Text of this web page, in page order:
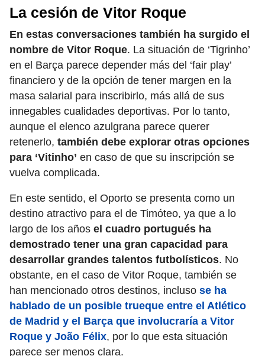
La cesión de Vitor Roque
En estas conversaciones también ha surgido el
nombre de Vitor Roque. La situación de ‘Tigrinho’
en el Barça parece depender más del ‘fair play’
financiero y de la opción de tener margen en la
masa salarial para inscribirlo, más allá de sus
innegables cualidades deportivas. Por lo tanto,
aunque el elenco azulgrana parece querer
retenerlo, también debe explorar otras opciones
para ‘Vitinho’ en caso de que su inscripción se
vuelva complicada.
En este sentido, el Oporto se presenta como un
destino atractivo para el de Timóteo, ya que a lo
largo de los años el cuadro portugués ha
demostrado tener una gran capacidad para
desarrollar grandes talentos futbolísticos. No
obstante, en el caso de Vitor Roque, también se
han mencionado otros destinos, incluso se ha
hablado de un posible trueque entre el Atlético
de Madrid y el Barça que involucraría a Vitor
Roque y João Félix, por lo que esta situación
parece ser menos clara.